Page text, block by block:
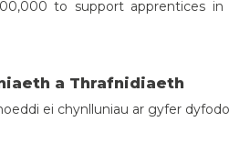
to support apprentices
a Thrafnidiaeth
ei chynlluniau ar gyfer